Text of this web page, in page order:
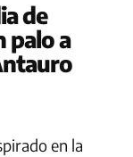
de
palo a
en la